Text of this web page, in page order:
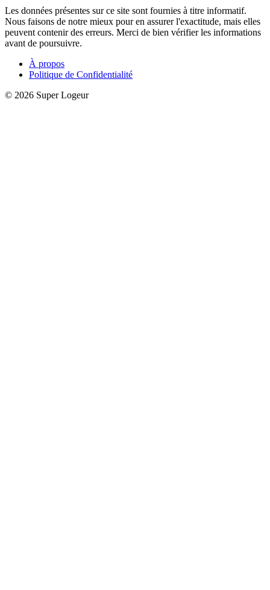
Les données présentes sur ce site sont fournies à titre informatif.
Nous faisons de notre mieux pour en assurer l'exactitude, mais elles
peuvent contenir des erreurs. Merci de bien vérifier les informations
avant de poursuivre.
À propos
Politique de Confidentialité
© 2026 Super Logeur